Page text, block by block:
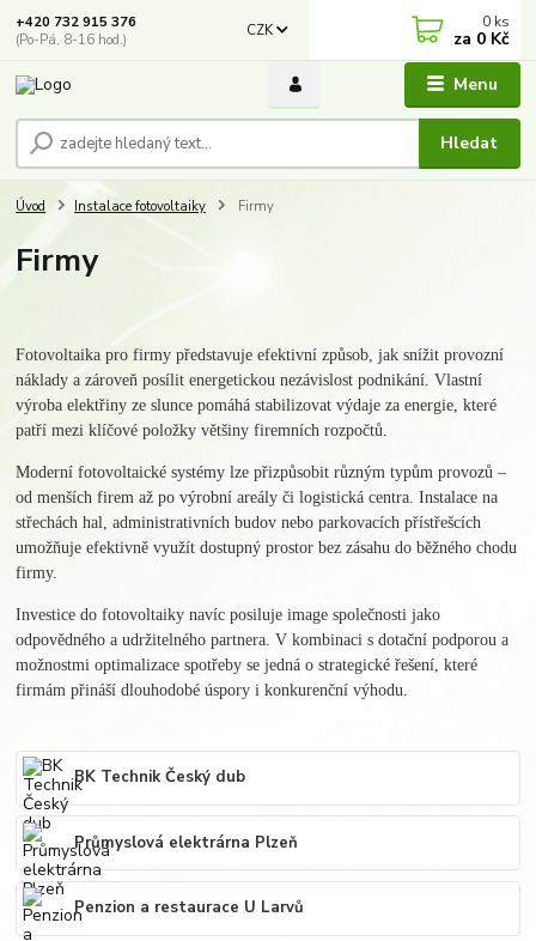
Menu
CZK
Hledat
+420 732 915 376
(Po-Pá, 8-16 hod.)
0 ks
za 0 Kč
Úvod Instalace fotovoltaiky Firmy
Firmy
Fotovoltaika pro firmy představuje efektivní způsob, jak snížit provozní
náklady a zároveň posílit energetickou nezávislost podnikání. Vlastní
výroba elektřiny ze slunce pomáhá stabilizovat výdaje za energie, které
patří mezi klíčové položky většiny firemních rozpočtů.
Moderní fotovoltaické systémy lze přizpůsobit různým typům provozů –
od menších firem až po výrobní areály či logistická centra. Instalace na
střechách hal, administrativních budov nebo parkovacích přístřešcích
umožňuje efektivně využít dostupný prostor bez zásahu do běžného chodu
firmy.
Investice do fotovoltaiky navíc posiluje image společnosti jako
odpovědného a udržitelného partnera. V kombinaci s dotační podporou a
možnostmi optimalizace spotřeby se jedná o strategické řešení, které
firmám přináší dlouhodobé úspory i konkurenční výhodu.
BK Technik Český dub
Průmyslová elektrárna Plzeň
Penzion a restaurace U Larvů